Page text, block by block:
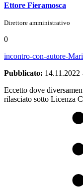
Ettore Fieramosca
Direttore amministrativo
0
incontro-con-autore-
Pubblicato: 14.11.2022
Eccetto dove
rilasciato sotto Licenza